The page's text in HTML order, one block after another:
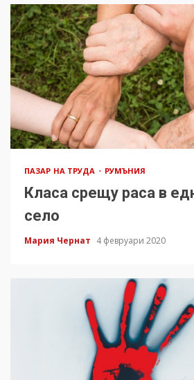
ПАЗАР НА ТРУДА РУМЪНИЯ
Класа срещу раса в
село
Мария Чернат 4 февруари 2020